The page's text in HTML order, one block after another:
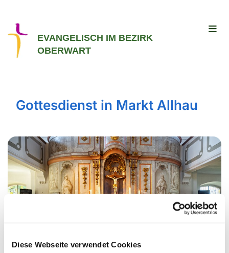
Diese Webseite verwendet Cookies
EVANGELISCH IM BEZIRK
OBERWART
Gottesdienst in Markt Allhau